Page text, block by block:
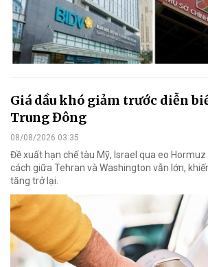
Giá dầu khó giảm trước diễn
Trung Đông
08/08/2026 03:35
Đề xuất hạn chế tàu Mỹ, Israel qua eo
cách giữa Tehran và Washington vẫn lớn,
tăng trở lại.